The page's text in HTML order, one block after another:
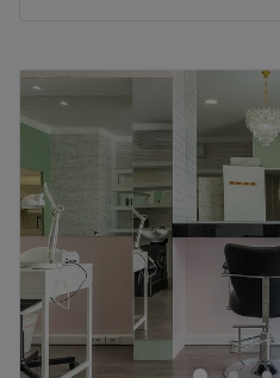
Terça-feira
Quarta-feira
Quinta-feira
Sexta-feira
Sábado
Domingo
Raíssa Muniz Estética
salão oferecem os melhores
si e desfrutar duma